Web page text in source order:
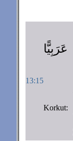
13:15
عَرَبِيًّا
Korkut: